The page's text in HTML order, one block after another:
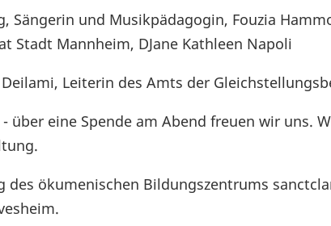
Sängerin und Musikpädagogin, Fouzia
Stadt Mannheim, DJane Kathleen Napoli
Leiterin des Amts der
über eine Spende am Abend freuen wir uns.
des ökumenischen Bildungszentrums